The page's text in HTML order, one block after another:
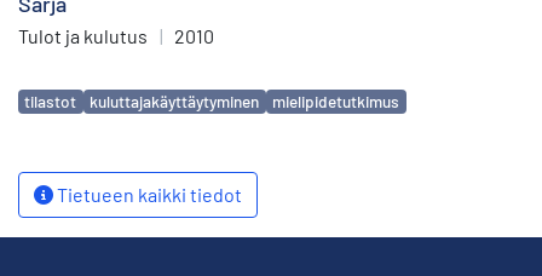
Tulot ja kulutus | 2010
Avainsanat
tilastot kuluttajakäyttäytyminen mielipidetutkimus
Tietueen kaikki tiedot